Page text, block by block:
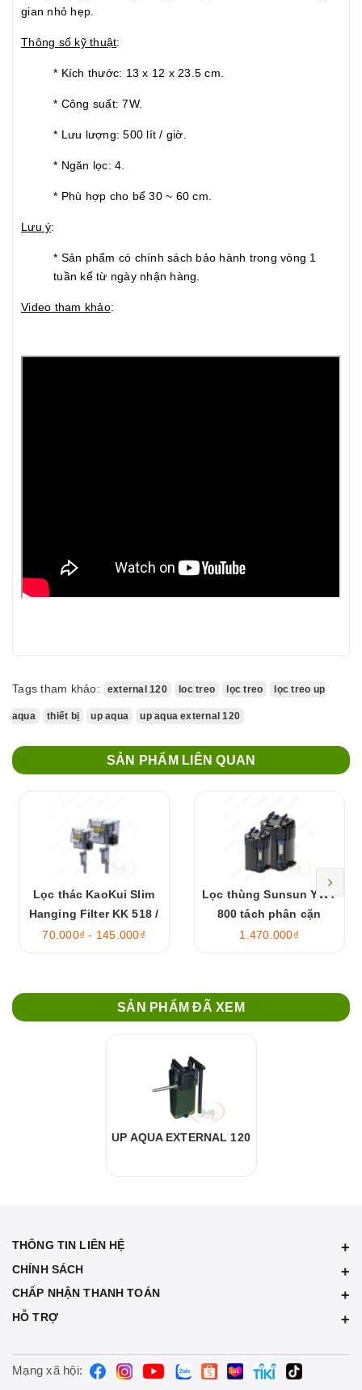
gian nhỏ hẹp.
Thông số kỹ thuật:
* Kích thước: 13 x 12 x 23.5 cm.
* Công suất: 7W.
* Lưu lượng: 500 lít / giờ.
* Ngăn lọc: 4.
* Phù hợp cho bể 30 ~ 60 cm.
Lưu ý:
* Sản phẩm có chính sách bảo hành trong vòng 1
tuần kể từ ngày nhận hàng.
Video tham khảo:
Tags tham khảo: external 120 loc treo lọc treo lọc treo up
aqua thiết bị up aqua up aqua external 120
SẢN PHẨM LIÊN QUAN
Lọc thác KaoKui Slim
Hanging Filter KK 518 /
528 / 538 / 548
70.000₫ - 145.000₫
Lọc thùng Sunsun YWY
800 tách phân cặn
1.470.000₫
SẢN PHẨM ĐÃ XEM
UP AQUA EXTERNAL 120
THÔNG TIN LIÊN HỆ
CHÍNH SÁCH
CHẤP NHẬN THANH TOÁN
HỖ TRỢ
Mạng xã hội: